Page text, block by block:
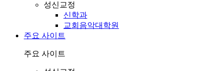
성신교정
신학과
교회음악대학원
주요 사이트
주요 사이트